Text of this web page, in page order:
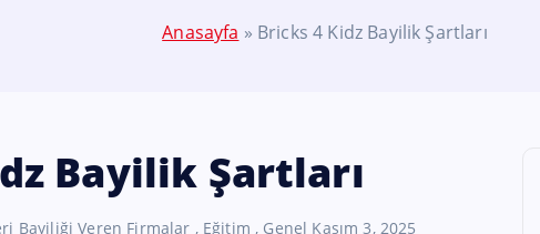
Anasayfa » Bricks 4 Kidz Bayilik Şartları
Bayilik Şartları
Bayiliği Veren Firmalar , Eğitim , Genel Kasım 3, 2025